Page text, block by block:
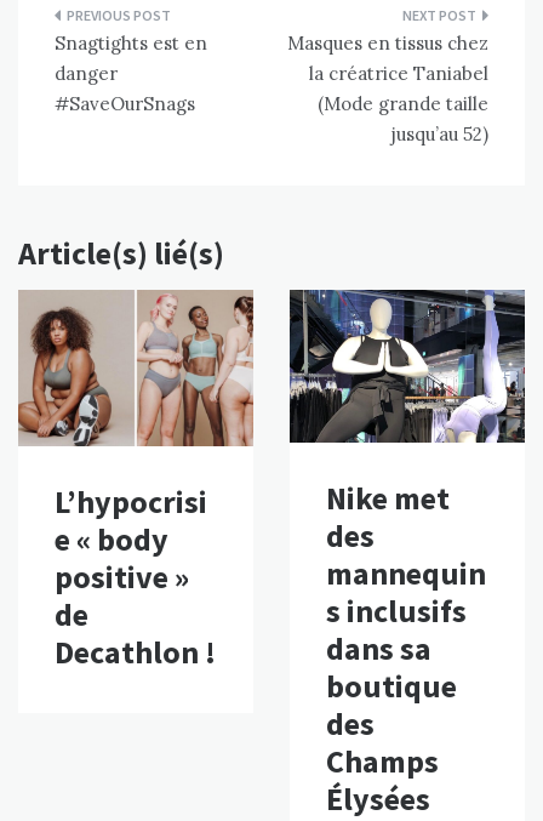
Navigation
de
l’article
Snagtights est en
danger
#SaveOurSnags
Masques en tissus chez
la créatrice Taniabel
(Mode grande taille
jusqu’au 52)
Article(s) lié(s)
L’hypocrisi
e « body
positive »
de
Decathlon !
Nike met
des
mannequin
s inclusifs
dans sa
boutique
des
Champs
Élysées